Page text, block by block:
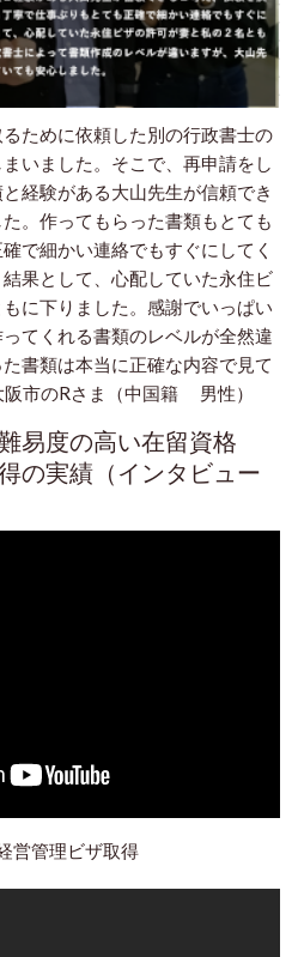
ために依頼した別の行政書士の
いました。そこで、再申請をし
経験がある大山先生が信頼でき
。作ってもらった書類もとても
で細かい連絡でもすぐにしてく
果として、心配していた永住ビ
に下りました。感謝でいっぱい
てくれる書類のレベルが全然違
書類は本当に正確な内容で見て
阪市のRさま（中国籍 男性）
易度の高い在留資格
の実績（インタビュー
管理ビザ取得